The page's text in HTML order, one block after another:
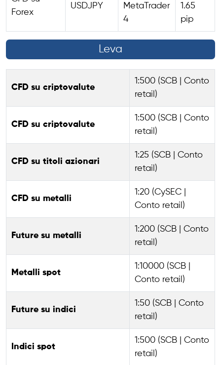
Forex
USDJPY
MetaTrader
4
1.65
pip
Leva
CFD su criptovalute
1:500 (SCB | Conto
retail)
CFD su criptovalute
1:500 (SCB | Conto
retail)
CFD su titoli azionari
1:25 (SCB | Conto
retail)
CFD su metalli
1:20 (CySEC |
Conto retail)
Future su metalli
1:200 (SCB | Conto
retail)
Metalli spot
1:10000 (SCB |
Conto retail)
Future su indici
1:50 (SCB | Conto
retail)
Indici spot
1:500 (SCB | Conto
retail)